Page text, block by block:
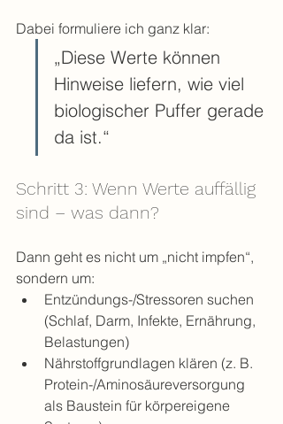
Dabei formuliere ich ganz klar:
„Diese Werte können
Hinweise liefern, wie viel
biologischer Puffer gerade
da ist.“
Schritt 3: Wenn Werte auffällig
sind – was dann?
Dann geht es nicht um „nicht impfen“,
sondern um:
Entzündungs-/Stressoren suchen
(Schlaf, Darm, Infekte, Ernährung,
Belastungen)
Nährstoffgrundlagen klären (z. B.
Protein-/Aminosäureversorgung
als Baustein für körpereigene